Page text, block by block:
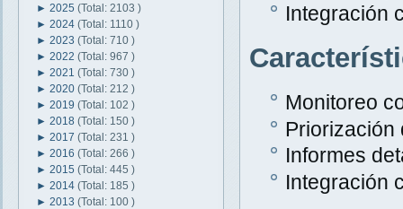
► 2025 (Total: 2103 )
► 2024 (Total: 1110 )
► 2023 (Total: 710 )
► 2022 (Total: 967 )
► 2021 (Total: 730 )
► 2020 (Total: 212 )
► 2019 (Total: 102 )
► 2018 (Total: 150 )
► 2017 (Total: 231 )
► 2016 (Total: 266 )
► 2015 (Total: 445 )
► 2014 (Total: 185 )
► 2013 (Total: 100 )
Integración
Monitoreo
Priorización
Informes
Integración